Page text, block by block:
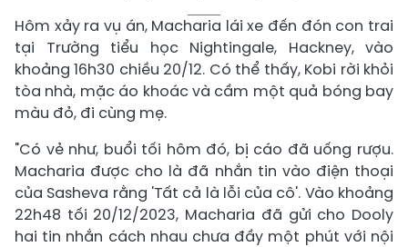
Hôm xảy ra vụ án, Macharia lái xe đến đón con trai
tại Trường tiểu học Nightingale, Hackney, vào
khoảng 16h30 chiều 20/12. Có thể thấy, Kobi rời khỏi
tòa nhà, mặc áo khoác và cầm một quả bóng bay
màu đỏ, đi cùng mẹ.
"Có vẻ như, buổi tối hôm đó, bị cáo đã uống rượu.
Macharia được cho là đã nhắn tin vào điện thoại
của Sasheva rằng 'Tất cả là lỗi của cô'. Vào khoảng
22h48 tối 20/12/2023, Macharia đã gửi cho Dooly
hai tin nhắn cách nhau chưa đầy một phút với nội